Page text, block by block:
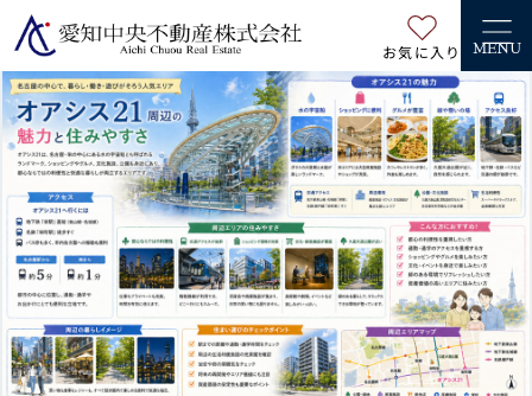
お気に入り MENU